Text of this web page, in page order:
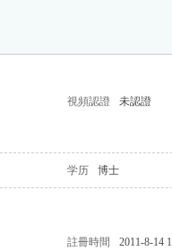
視頻認證 未認證
学历 博士
註冊時間
2011-8-14